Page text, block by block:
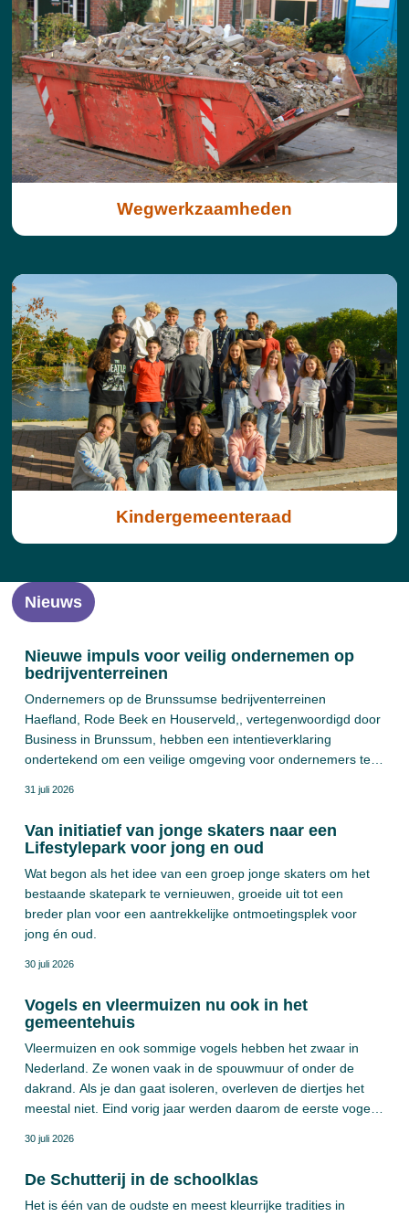
Wegwerkzaamheden
Kindergemeenteraad
Nieuws
Nieuwe impuls voor veilig ondernemen op
bedrijventerreinen
Ondernemers op de Brunssumse bedrijventerreinen
Haefland, Rode Beek en Houserveld,, vertegenwoordigd door
Business in Brunssum, hebben een intentieverklaring
ondertekend om een veilige omgeving voor ondernemers te
voor het keurmerk Veilig Ondernemen Bedrijventerreinen
politie, brandweer, Parkmanagement BV, en de gemeente
Brunssum betrokken.
31 juli 2026
Van initiatief van jonge skaters naar een
Lifestylepark voor jong en oud
Wat begon als het idee van een groep jonge skaters om het
bestaande skatepark te vernieuwen, groeide uit tot een
breder plan voor een aantrekkelijke ontmoetingsplek voor
jong én oud.
30 juli 2026
Vogels en vleermuizen nu ook in het
gemeentehuis
Vleermuizen en ook sommige vogels hebben het zwaar in
Nederland. Ze wonen vaak in de spouwmuur of onder de
dakrand. Als je dan gaat isoleren, overleven de diertjes het
meestal niet. Eind vorig jaar werden daarom de eerste vogel-
Natuurvriendelijk isoleren, noemen we dat. Onlangs volgden
30 juli 2026
De Schutterij in de schoolklas
Het is één van de oudste en meest kleurrijke tradities in